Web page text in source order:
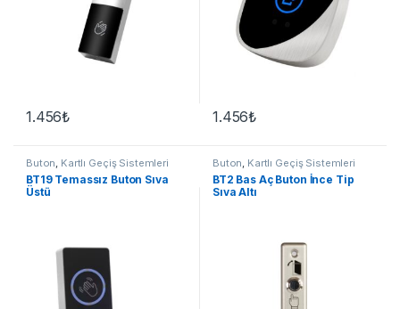
1.456₺ 1.456₺
Buton, Kartlı Geçiş Sistemleri
BT19 Temassız Buton Sıva
Üstü
Buton, Kartlı Geçiş Sistemleri
BT2 Bas Aç Buton İnce Tip
Sıva Altı